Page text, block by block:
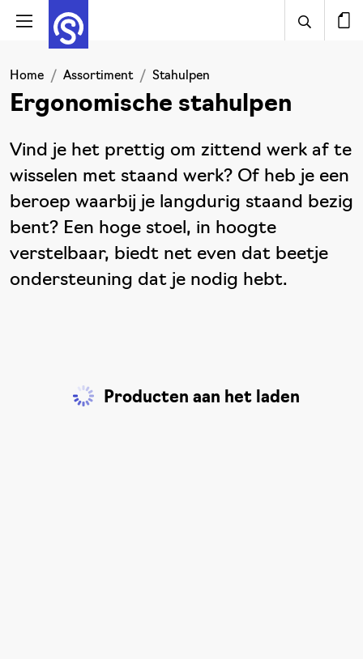
Home Assortiment Stahulpen
Ergonomische stahulpen
Vind je het prettig om zittend werk af te
wisselen met staand werk? Of heb je een
beroep waarbij je langdurig staand bezig
bent? Een hoge stoel, in hoogte
verstelbaar, biedt net even dat beetje
ondersteuning dat je nodig hebt.
Producten aan het laden